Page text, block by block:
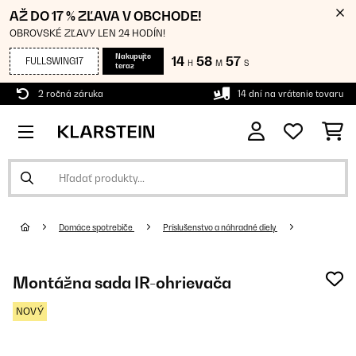
AŽ DO 17 % ZĽAVA V OBCHODE!
OBROVSKÉ ZĽAVY LEN 24 HODÍN!
FULLSWING17
Nakupujte
teraz
14 H 58 M 57 S
2 ročná záruka 14 dní na vrátenie tovaru
Domáce spotrebiče Príslušenstvo a náhradné diely
Montážna sada IR-ohrievača
NOVÝ